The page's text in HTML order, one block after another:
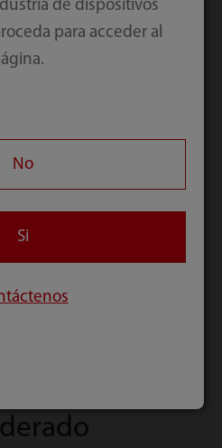
de dispositivos
para acceder al
No
Si